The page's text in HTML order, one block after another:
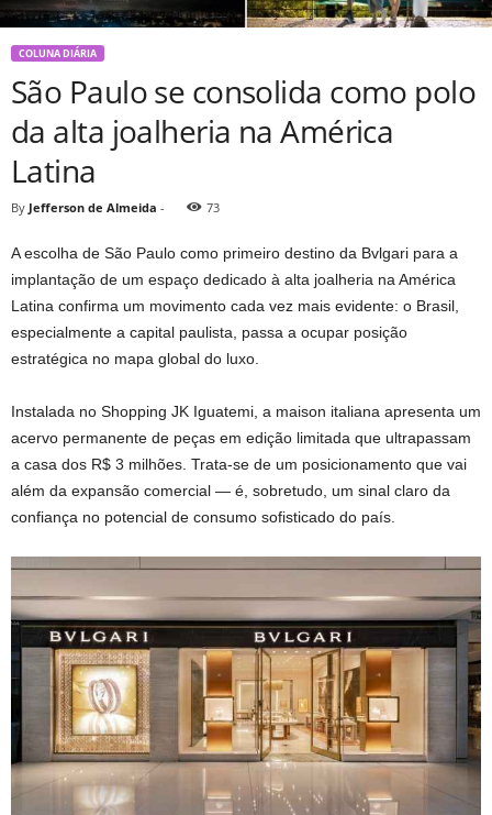
COLUNA DIÁRIA
São Paulo se consolida como polo
da alta joalheria na América
Latina
By Jefferson de Almeida - 73
A escolha de São Paulo como primeiro destino da Bvlgari para a
implantação de um espaço dedicado à alta joalheria na América
Latina confirma um movimento cada vez mais evidente: o Brasil,
especialmente a capital paulista, passa a ocupar posição
estratégica no mapa global do luxo.
Instalada no Shopping JK Iguatemi, a maison italiana apresenta um
acervo permanente de peças em edição limitada que ultrapassam
a casa dos R$ 3 milhões. Trata-se de um posicionamento que vai
além da expansão comercial — é, sobretudo, um sinal claro da
confiança no potencial de consumo sofisticado do país.